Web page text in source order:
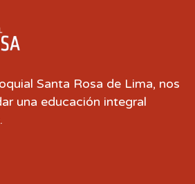
Santa Rosa de Lima, nos
una educación integral